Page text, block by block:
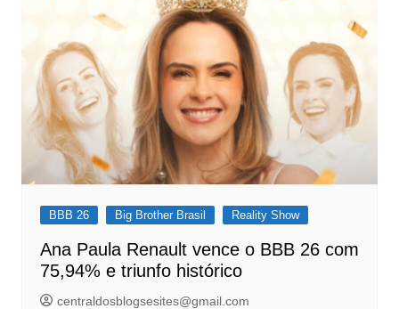
BBB 26 Big Brother Brasil Reality Show
Ana Paula Renault vence o BBB 26 com
75,94% e triunfo histórico
centraldosblogsesites@gmail.com